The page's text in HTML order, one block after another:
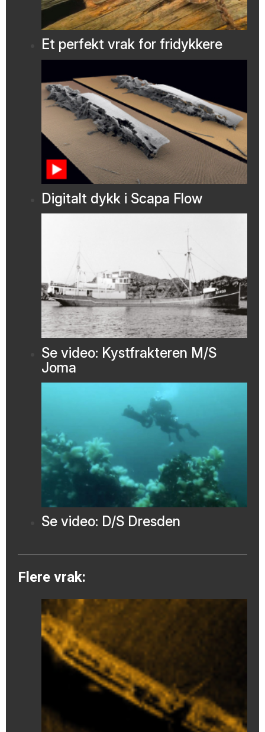
Et perfekt vrak for fridykkere
Digitalt dykk i Scapa Flow
Se video: Kystfrakteren M/S
Joma
Se video: D/S Dresden
Flere vrak: